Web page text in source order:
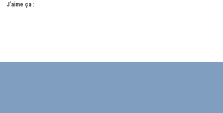
J’aime ça :